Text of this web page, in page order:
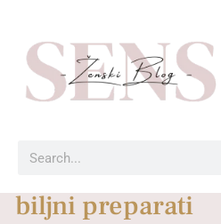
biljni preparati